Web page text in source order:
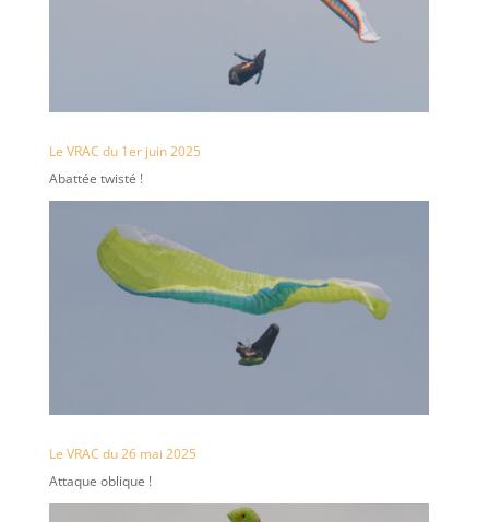
Le VRAC du 1er juin 2025
Abattée twisté !
Le VRAC du 26 mai 2025
Attaque oblique !